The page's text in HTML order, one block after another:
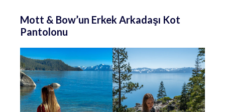
Mott & Bow’un Erkek Arkadaşı Kot
Pantolonu